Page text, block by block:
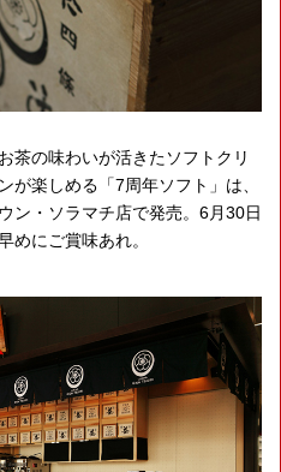
茶の味わいが活きたソフトクリ
が楽しめる「7周年ソフト」は、
ン・ソラマチ店で発売。6月30日
めにご賞味あれ。